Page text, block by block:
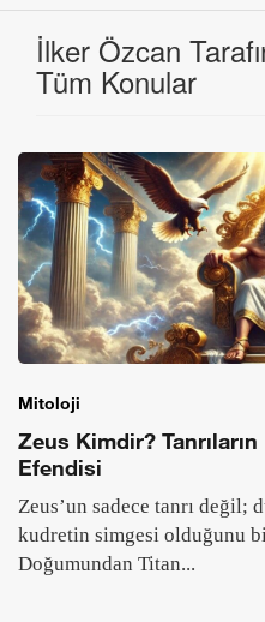
İlker Özcan
Tüm Konular
Mitoloji
Zeus Kimdir?
Efendisi
Zeus’un sadece tanrı değil;
kudretin simgesi olduğunu
Doğumundan Titan...